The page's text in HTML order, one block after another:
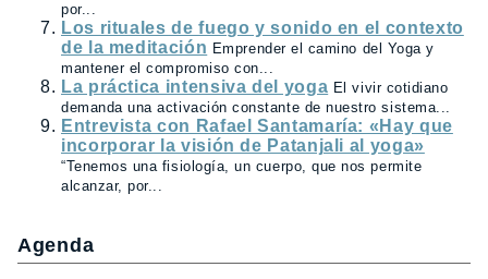
por...
Los rituales de fuego y sonido en el contexto
de la meditación Emprender el camino del Yoga y
mantener el compromiso con...
La práctica intensiva del yoga El vivir cotidiano
demanda una activación constante de nuestro sistema...
Entrevista con Rafael Santamaría: «Hay que
incorporar la visión de Patanjali al yoga»
“Tenemos una fisiología, un cuerpo, que nos permite
alcanzar, por...
Agenda